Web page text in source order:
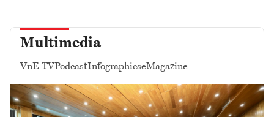
Multimedia
VnE TVPodcastInfographicseMagazine